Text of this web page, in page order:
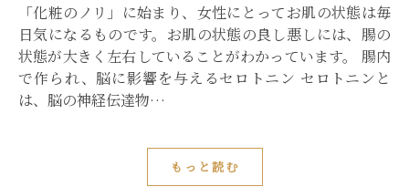
「化粧のノリ」に始まり、女性にとってお肌の状態は毎
日気になるものです。お肌の状態の良し悪しには、腸の
状態が大きく左右していることがわかっています。 腸内
で作られ、脳に影響を与えるセロトニン セロトニンと
は、脳の神経伝達物…
もっと読む